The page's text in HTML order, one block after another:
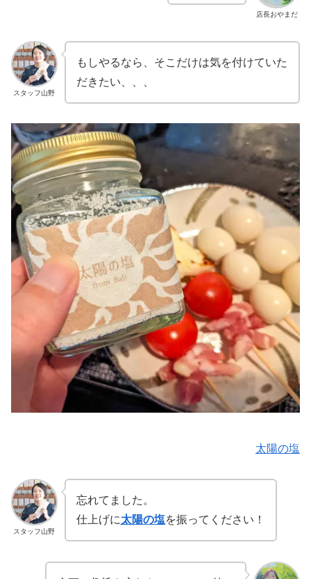
店長おやまだ
スタッフ山野
もしやるなら、そこだけは気を付けていた
だきたい、、、
太陽の塩
スタッフ山野
忘れてました。
仕上げに太陽の塩を振ってください！